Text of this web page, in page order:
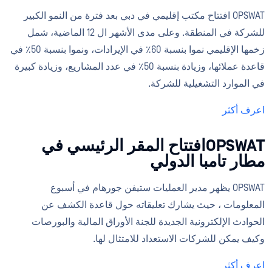
OPSWAT افتتاح مكتب إقليمي في دبي بعد فترة من النمو الكبير
للشركة في المنطقة. وعلى مدى الأشهر ال 12 الماضية، شمل
زخمها الإقليمي نموا بنسبة 60٪ في الإيرادات، ونموا بنسبة 50٪ في
قاعدة عملائها، وزيادة بنسبة 50٪ في عدد المشاريع، وزيادة كبيرة
في الموارد التشغيلية للشركة.
اعرف أكثر
OPSWATافتتاح المقر الرئيسي في
مطار تامبا الدولي
OPSWAT يظهر مدير العمليات ستيفن جورهام في أسبوع
المعلومات ، حيث يشارك تعليقاته حول قاعدة الكشف عن
الحوادث الإلكترونية الجديدة للجنة الأوراق المالية والبورصات
وكيف يمكن للشركات الاستعداد للامتثال لها.
اعرف أكثر